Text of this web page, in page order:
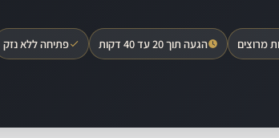
הגעה תוך 20 עד 40 דקות פתיחה ללא נזק